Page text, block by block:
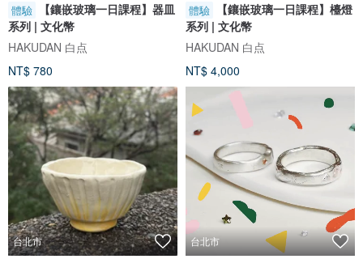
體驗
【鑲嵌玻璃一日課程】器皿
系列 | 文化幣
HAKUDAN 白点
NT$ 780
體驗
【鑲嵌玻璃一日課程】檯燈
系列 | 文化幣
HAKUDAN 白点
NT$ 4,000
台北市 台北市